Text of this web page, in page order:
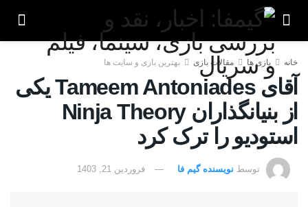
خانه بازی ها مقالات بازی بهترین بازی و سایت ها
آقای Tameem Antoniades یکی
از بنیانگذاران Ninja Theory
استودیو را ترک کرد
توسط نویسنده گیم فا فروردین 21, 1403